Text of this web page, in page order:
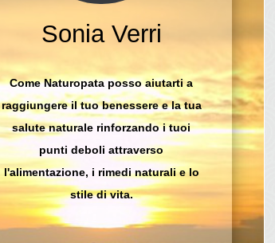
Sonia Verri
Come Naturopata posso aiutarti a
raggiungere il tuo benessere e la tua
salute naturale rinforzando i tuoi
punti deboli attraverso
l'alimentazione, i rimedi naturali e lo
stile di vita.